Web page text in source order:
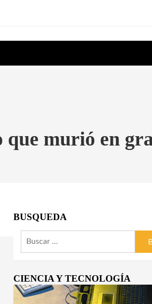
murió en
BUSQUEDA
Buscar:
CIENCIA Y TECNOLOGÍA